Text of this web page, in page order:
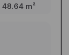
48.64 m²